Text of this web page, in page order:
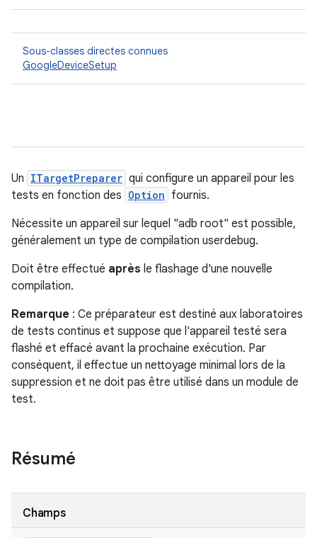
Sous-classes directes connues
GoogleDeviceSetup
Un ITargetPreparer qui configure un appareil pour les
tests en fonction des Option fournis.
Nécessite un appareil sur lequel "adb root" est possible,
généralement un type de compilation userdebug.
Doit être effectué après le flashage d'une nouvelle
compilation.
Remarque : Ce préparateur est destiné aux laboratoires
de tests continus et suppose que l'appareil testé sera
flashé et effacé avant la prochaine exécution. Par
conséquent, il effectue un nettoyage minimal lors de la
suppression et ne doit pas être utilisé dans un module de
test.
Résumé
Champs